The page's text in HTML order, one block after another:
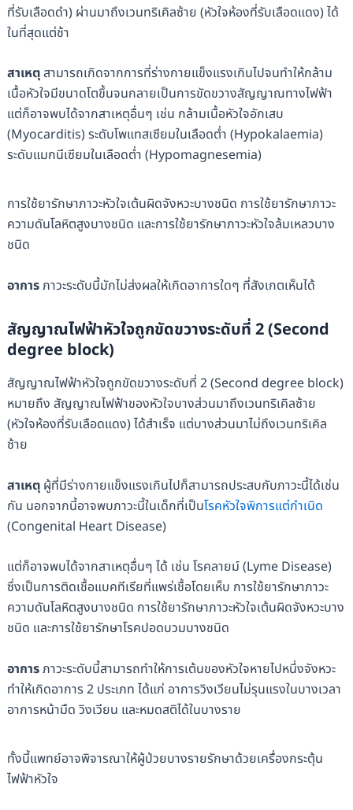
ที่รับเลือดดำ) ผ่านมาถึงเวนทริเคิลซ้าย (หัวใจห้องที่รับเลือดแดง) ได้
ในที่สุดแต่ช้า
สาเหตุสามารถเกิดจากการที่ร่างกายแข็งแรงเกินไปจนทำให้กล้าม
เนื้อหัวใจมีขนาดโตขึ้นจนกลายเป็นการขัดขวางสัญญาณทางไฟฟ้า
แต่ก็อาจพบได้จากสาเหตุอื่นๆ เช่น กล้ามเนื้อหัวใจอักเสบ
(Myocarditis) ระดับโพแทสเซียมในเลือดต่ำ (Hypokalaemia)
ระดับแมกนีเซียมในเลือดต่ำ (Hypomagnesemia)
การใช้ยารักษาภาวะหัวใจเต้นผิดจังหวะบางชนิด การใช้ยารักษาภาวะ
ความดันโลหิตสูงบางชนิด และการใช้ยารักษาภาวะหัวใจล้มเหลวบาง
ชนิด
อาการภาวะระดับนี้มักไม่ส่งผลให้เกิดอาการใดๆ ที่สังเกตเห็นได้
สัญญาณไฟฟ้าหัวใจถูกขัดขวางระดับที่ 2 (Second
degree block)
สัญญาณไฟฟ้าหัวใจถูกขัดขวางระดับที่ 2 (Second degree block)
หมายถึง สัญญาณไฟฟ้าของหัวใจบางส่วนมาถึงเวนทริเคิลซ้าย
(หัวใจห้องที่รับเลือดแดง) ได้สำเร็จ แต่บางส่วนมาไม่ถึงเวนทริเคิล
ซ้าย
สาเหตุ ผู้ที่มีร่างกายแข็งแรงเกินไปก็สามารถประสบกับภาวะนี้ได้เช่น
กัน นอกจากนี้อาจพบภาวะนี้ในเด็กที่เป็นโรคหัวใจพิการแต่กำเนิด
(Congenital Heart Disease)
แต่ก็อาจพบได้จากสาเหตุอื่นๆ ได้ เช่น โรคลายม์ (Lyme Disease)
ซึ่งเป็นการติดเชื้อแบคทีเรียที่แพร่เชื้อโดยเห็บ การใช้ยารักษาภาวะ
ความดันโลหิตสูงบางชนิด การใช้ยารักษาภาวะหัวใจเต้นผิดจังหวะบาง
ชนิด และการใช้ยารักษาโรคปอดบวมบางชนิด
อาการภาวะระดับนี้สามารถทำให้การเต้นของหัวใจหายไปหนึ่งจังหวะ
ทำให้เกิดอาการ 2 ประเภท ได้แก่ อาการวิงเวียนไม่รุนแรงในบางเวลา
อาการหน้ามืด วิงเวียน และหมดสติได้ในบางราย
ทั้งนี้แพทย์อาจพิจารณาให้ผู้ป่วยบางรายรักษาด้วยเครื่องกระตุ้น
ไฟฟ้าหัวใจ